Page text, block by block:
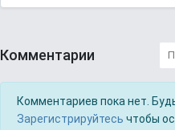
Комментарии
Комментариев пока нет.
Зарегистрируйтесь чтобы